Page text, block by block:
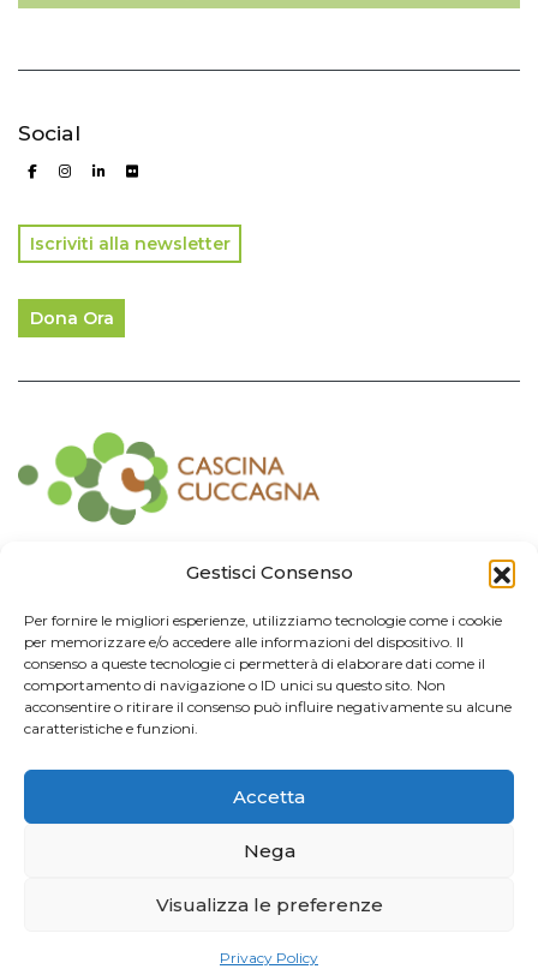
Gestisci Consenso
Per fornire le migliori esperienze, utilizziamo tecnologie come i cookie
per memorizzare e/o accedere alle informazioni del dispositivo. Il
consenso a queste tecnologie ci permetterà di elaborare dati come il
comportamento di navigazione o ID unici su questo sito. Non
acconsentire o ritirare il consenso può influire negativamente su alcune
caratteristiche e funzioni.
Accetta
Nega
Visualizza le preferenze
Privacy Policy
Social
Iscriviti alla newsletter
Dona Ora
Impresa Sociale
Via Cuccagna 2/4 - 20135 Milano - tel. 02.83421007
CF97426130155 -P. IVA06232010964 -REA MI-2522352 -RUNTS25837
21/03/2022
cuccagna@arubapec.it - info@cuccagna.org
Info Legali
© 2024 Cascina Cuccagna. Tutti i diritti riservati.